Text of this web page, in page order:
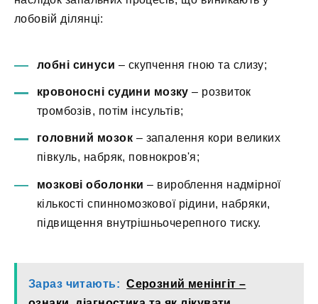
лобовій ділянці:
лобні синуси – скупчення гною та слизу;
кровоносні судини мозку – розвиток
тромбозів, потім інсультів;
головний мозок– запалення кори великих
півкуль, набряк, повнокров'я;
мозкові оболонки – вироблення надмірної
кількості спинномозкової рідини, набряки,
підвищення внутрішньочерепного тиску.
Зараз читають: Серозний менінгіт –